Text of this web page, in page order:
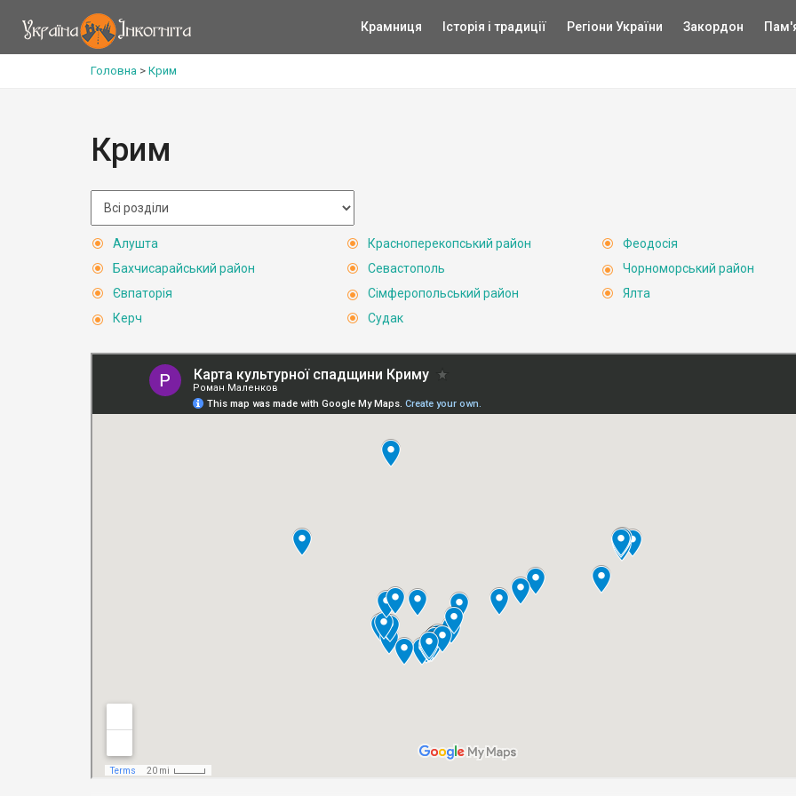
Крамниця Історія і традиції Регіони України Закордон
Головна > Крим
Крим
Алушта
Бахчисарайський район
Євпаторія
Керч
Красноперекопський район
Севастополь
Сімферопольський район
Судак
Феодосія
Чорноморський район
Ялта